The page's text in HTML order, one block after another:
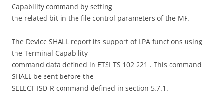
Capability command by setting
the related bit in the file control parameters of the MF.
The Device SHALL report its support of LPA functions using
the Terminal Capability
command data defined in ETSI TS 102 221 . This command
SHALL be sent before the
SELECT ISD-R command defined in section 5.7.1.